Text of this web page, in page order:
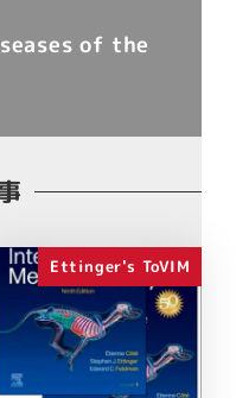
of the
Ettinger's ToVIM